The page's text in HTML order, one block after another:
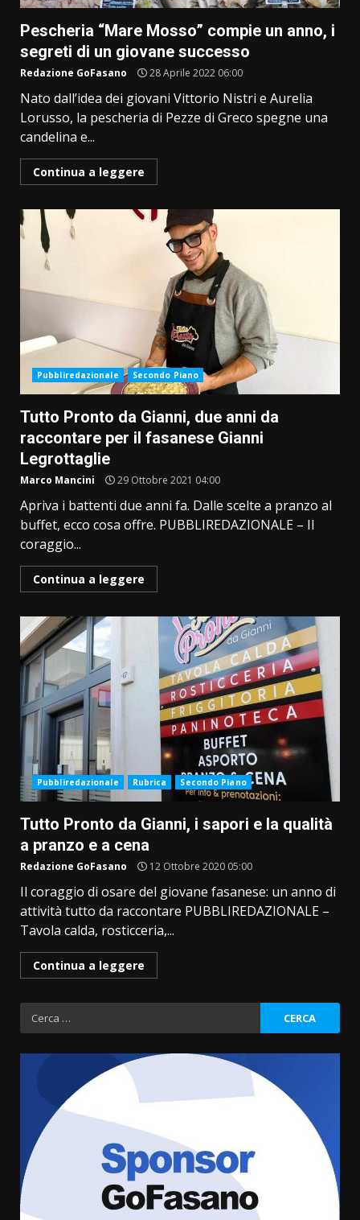
Pescheria “Mare Mosso” compie un anno, i
segreti di un giovane successo
Redazione GoFasano 28 Aprile 2022 06:00
Nato dall’idea dei giovani Vittorio Nistri e Aurelia
Lorusso, la pescheria di Pezze di Greco spegne una
candelina e...
Continua a leggere
Pubbliredazionale Secondo Piano
Tutto Pronto da Gianni, due anni da
raccontare per il fasanese Gianni
Legrottaglie
Marco Mancini 29 Ottobre 2021 04:00
Apriva i battenti due anni fa. Dalle scelte a pranzo al
buffet, ecco cosa offre. PUBBLIREDAZIONALE – Il
coraggio...
Continua a leggere
Pubbliredazionale Rubrica Secondo Piano
Tutto Pronto da Gianni, i sapori e la qualità
a pranzo e a cena
Redazione GoFasano 12 Ottobre 2020 05:00
Il coraggio di osare del giovane fasanese: un anno di
attività tutto da raccontare PUBBLIREDAZIONALE –
Tavola calda, rosticceria,...
Continua a leggere
Ricerca
per:
Fasanese ferito a colpi di arma
da fuoco